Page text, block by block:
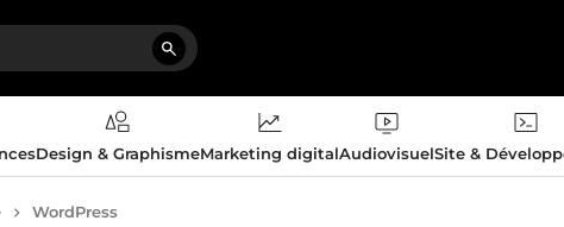
Design & GraphismeMarketing digitalAudiovisuelSite &
WordPress